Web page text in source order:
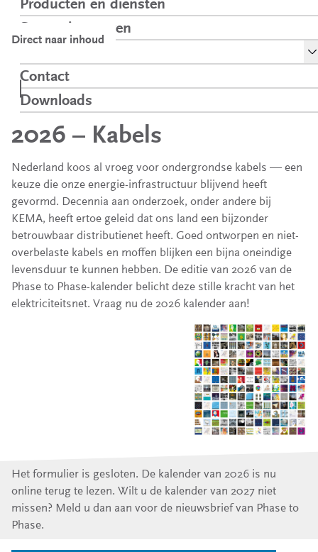
Direct naar inhoud
Samen innoveren
Contact
Downloads
Opent in een nieuw tabblad
Home
Kennis over
netten
Phase to Phase
2026 – Kabels
Nederland koos al vroeg voor ondergrondse kabels — een
keuze die onze energie-infrastructuur blijvend heeft
gevormd. Decennia aan onderzoek, onder andere bij
KEMA, heeft ertoe geleid dat ons land een bijzonder
betrouwbaar distributienet heeft. Goed ontworpen en niet-
overbelaste kabels en moffen blijken een bijna oneindige
levensduur te kunnen hebben. De editie van 2026 van de
Phase to Phase-kalender belicht deze stille kracht van het
elektriciteitsnet. Vraag nu de 2026 kalender aan!
Het formulier is gesloten. De kalender van 2026 is nu
online terug te lezen. Wilt u de kalender van 2027 niet
missen? Meld u dan aan voor de nieuwsbrief van Phase to
Phase.